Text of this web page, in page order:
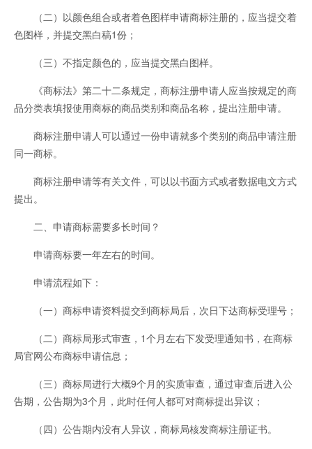
（二）以颜色组合或者着色图样申请商标注册的，应当提交着
色图样，并提交黑白稿1份；
（三）不指定颜色的，应当提交黑白图样。
《商标法》第二十二条规定，商标注册申请人应当按规定的商
品分类表填报使用商标的商品类别和商品名称，提出注册申请。
商标注册申请人可以通过一份申请就多个类别的商品申请注册
同一商标。
商标注册申请等有关文件，可以以书面方式或者数据电文方式
提出。
二、申请商标需要多长时间？
申请商标要一年左右的时间。
申请流程如下：
（一）商标申请资料提交到商标局后，次日下达商标受理号；
（二）商标局形式审查，1个月左右下发受理通知书，在商标
局官网公布商标申请信息；
（三）商标局进行大概9个月的实质审查，通过审查后进入公
告期，公告期为3个月，此时任何人都可对商标提出异议；
（四）公告期内没有人异议，商标局核发商标注册证书。